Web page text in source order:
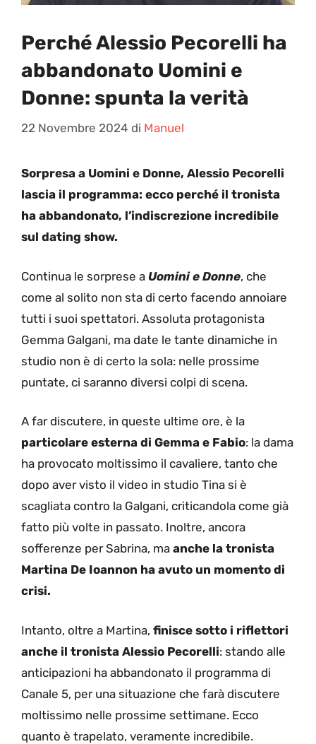
Perché Alessio Pecorelli ha
abbandonato Uomini e
Donne: spunta la verità
22 Novembre 2024 di Manuel
Sorpresa a Uomini e Donne, Alessio Pecorelli
lascia il programma: ecco perché il tronista
ha abbandonato, l’indiscrezione incredibile
sul dating show.
Continua le sorprese a Uomini e Donne, che
come al solito non sta di certo facendo annoiare
tutti i suoi spettatori. Assoluta protagonista
Gemma Galgani, ma date le tante dinamiche in
studio non è di certo la sola: nelle prossime
puntate, ci saranno diversi colpi di scena.
A far discutere, in queste ultime ore, è la
particolare esterna di Gemma e Fabio: la dama
ha provocato moltissimo il cavaliere, tanto che
dopo aver visto il video in studio Tina si è
scagliata contro la Galgani, criticandola come già
fatto più volte in passato. Inoltre, ancora
sofferenze per Sabrina, ma anche la tronista
Martina De Ioannon ha avuto un momento di
crisi.
Intanto, oltre a Martina, finisce sotto i riflettori
anche il tronista Alessio Pecorelli: stando alle
anticipazioni ha abbandonato il programma di
Canale 5, per una situazione che farà discutere
moltissimo nelle prossime settimane. Ecco
quanto è trapelato, veramente incredibile.